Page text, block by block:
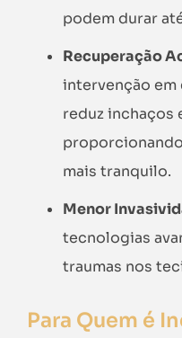
podem durar
Recuperação
intervenção
reduz inchaços
mais tranquilo.
Menor
tecnologias
traumas nos
Para Quem é